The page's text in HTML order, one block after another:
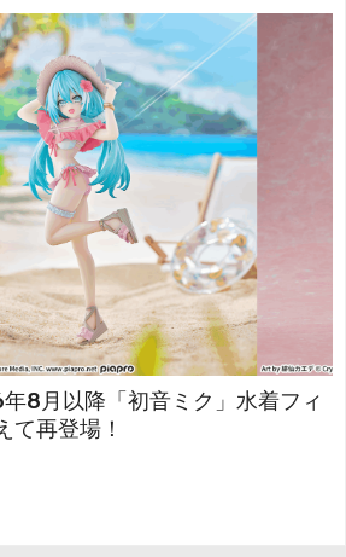
8月以降「初音ミク」水着フィ
て再登場！